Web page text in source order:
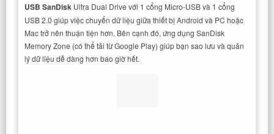
USB SanDisk Ultra Dual Drive với 1 cổng Micro-USB và 1 cổng
USB 2.0 giúp việc chuyển dữ liệu giữa thiết bị Android và PC hoặc
Mac trở nên thuận tiện hơn. Bên cạnh đó, ứng dụng SanDisk
Memory Zone (có thể tải từ Google Play) giúp bạn sao lưu và quản
lý dữ liệu dễ dàng hơn bao giờ hết.